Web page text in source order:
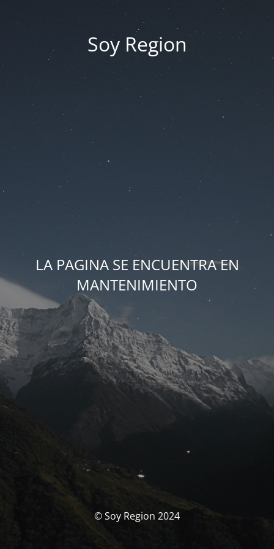
Soy Region
LA PAGINA SE ENCUENTRA EN
MANTENIMIENTO
© Soy Region 2024